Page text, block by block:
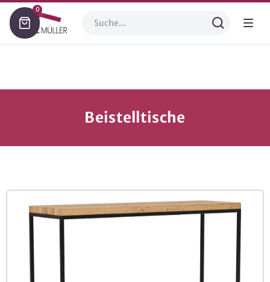
0
Beistelltische